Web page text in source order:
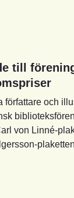
till
författare och
von Linné-